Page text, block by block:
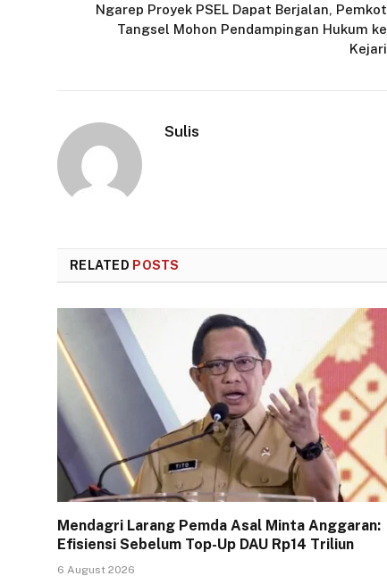
Ngarep Proyek PSEL Dapat Berjalan, Pemkot
Tangsel Mohon Pendampingan Hukum ke
Kejari
Sulis
RELATED POSTS
Mendagri Larang Pemda Asal Minta Anggaran:
Efisiensi Sebelum Top-Up DAU Rp14 Triliun
6 August 2026